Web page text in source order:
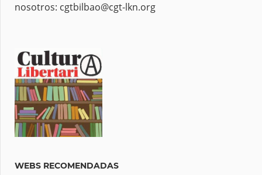
nosotros: cgtbilbao@cgt-lkn.org
WEBS RECOMENDADAS